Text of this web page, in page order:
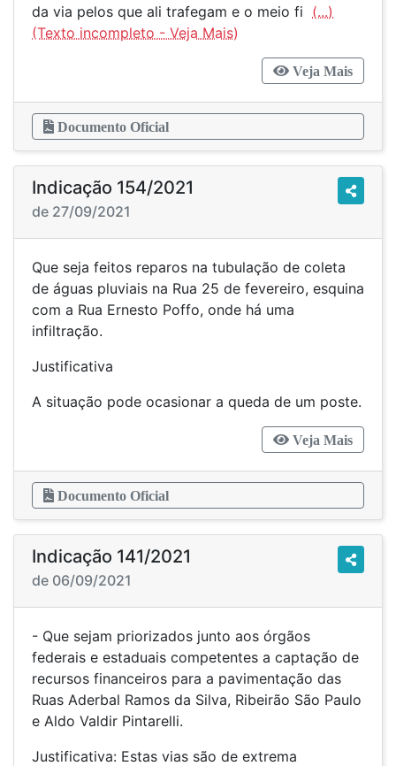
da via pelos que ali trafegam e o meio fi (...)
Veja Mais
Documento Oficial
Indicação 154/2021
de 27/09/2021
Que seja feitos reparos na tubulação de coleta
de águas pluviais na Rua 25 de fevereiro, esquina
com a Rua Ernesto Poffo, onde há uma
infiltração.
Justificativa
A situação pode ocasionar a queda de um poste.
Veja Mais
Documento Oficial
Indicação 141/2021
de 06/09/2021
- Que sejam priorizados junto aos órgãos
federais e estaduais competentes a captação de
recursos financeiros para a pavimentação das
Ruas Aderbal Ramos da Silva, Ribeirão São Paulo
e Aldo Valdir Pintarelli.
Justificativa: Estas vias são de extrema